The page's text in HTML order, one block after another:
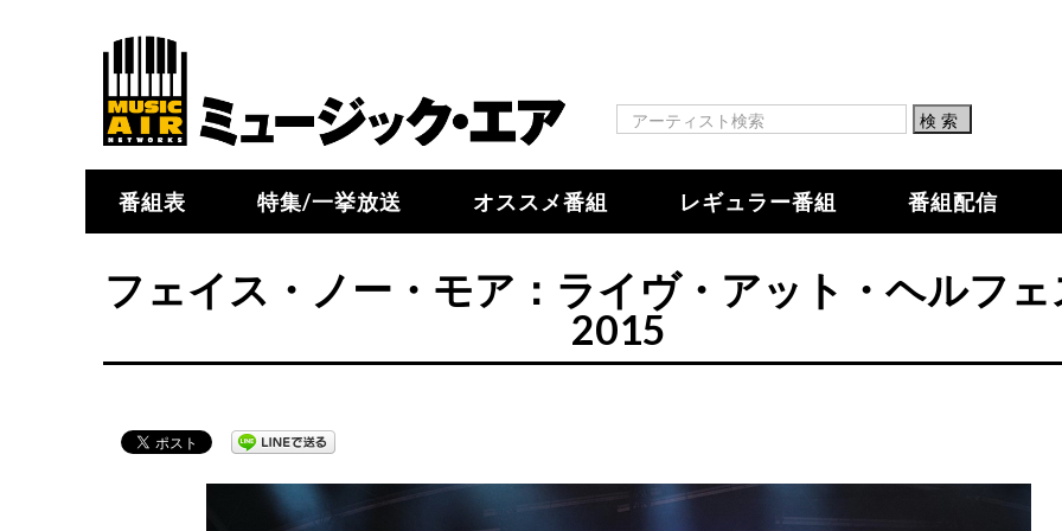
番組表 特集/一挙放送 オススメ番組 レギュラー番組 番組配信
フェイス・ノー・モア：ライヴ・アット・ヘルフ
2015